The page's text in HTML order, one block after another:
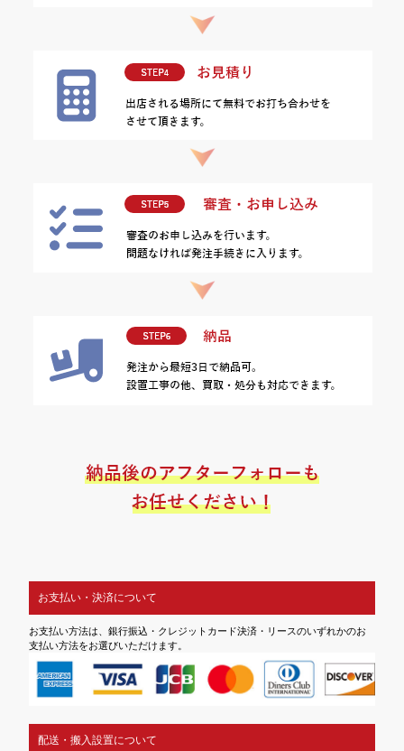
お支払い・決済について
お支払い方法は、銀行振込・クレジットカード決済・リースのいずれかのお
支払い方法をお選びいただけます。
配送・搬入設置について